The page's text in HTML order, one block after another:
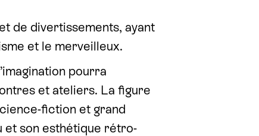
de divertissements, ayant
et le merveilleux.
pourra
et ateliers. La figure
fiction et grand
et son esthétique rétro-